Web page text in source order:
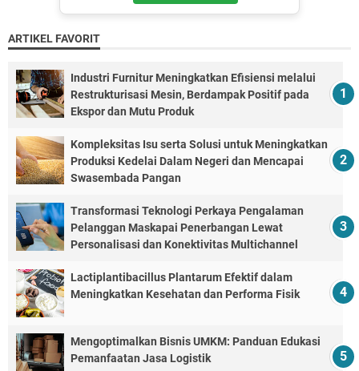
ARTIKEL FAVORIT
Industri Furnitur Meningkatkan Efisiensi melalui
Restrukturisasi Mesin, Berdampak Positif pada
Ekspor dan Mutu Produk
Kompleksitas Isu serta Solusi untuk Meningkatkan
Produksi Kedelai Dalam Negeri dan Mencapai
Swasembada Pangan
Transformasi Teknologi Perkaya Pengalaman
Pelanggan Maskapai Penerbangan Lewat
Personalisasi dan Konektivitas Multichannel
Lactiplantibacillus Plantarum Efektif dalam
Meningkatkan Kesehatan dan Performa Fisik
Mengoptimalkan Bisnis UMKM: Panduan Edukasi
Pemanfaatan Jasa Logistik